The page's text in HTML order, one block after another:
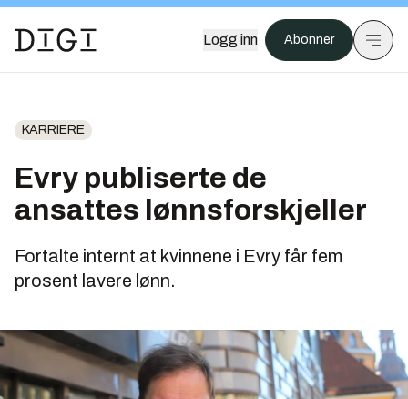
Logg inn Abonner
KARRIERE
Evry publiserte de
ansattes lønnsforskjeller
Fortalte internt at kvinnene i Evry får fem
prosent lavere lønn.